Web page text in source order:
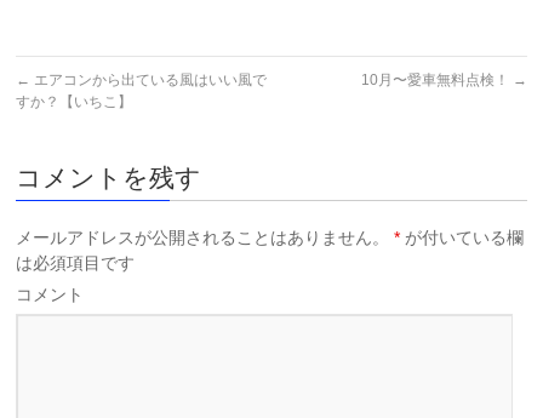
← エアコンから出ている風はいい風で
すか？【いちこ】
10月〜愛車無料点検！ →
コメントを残す
メールアドレスが公開されることはありません。 * が付いている欄
は必須項目です
コメント